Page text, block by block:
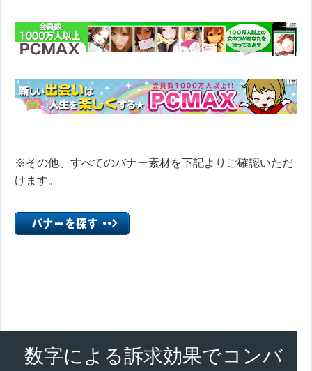
※その他、すべてのバナー素材を下記よりご確認いただ
けます。
数字による訴求効果でコンバ